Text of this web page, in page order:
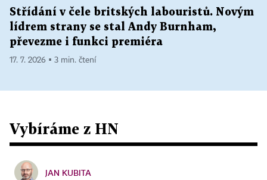
Střídání v čele britských labouristů. Novým
lídrem strany se stal Andy Burnham,
převezme i funkci premiéra
17. 7. 2026 ▪ 3 min. čtení
Vybíráme z HN
JAN KUBITA